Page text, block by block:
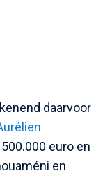
daarvoor
euro en
en